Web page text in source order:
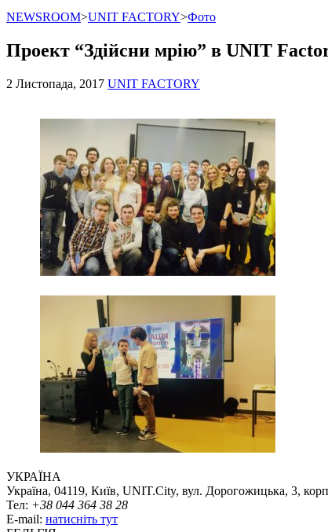
NEWSROOM>UNIT FACTORY>Фото
Проект “Здійсни мрію” в UNIT
2 Листопада, 2017 UNIT FACTORY
УКРАЇНА
Україна, 04119, Київ, UNIT.City, вул. Дорогожицька, 3,
Тел: +38 044 364 38 28
E-mail: натисніть тут